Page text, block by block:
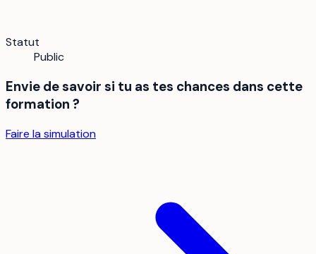
Statut
Public
Envie de savoir si tu as tes chances dans cette
formation ?
Faire la simulation